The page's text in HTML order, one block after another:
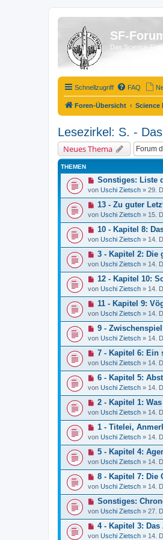
SF-
Das Science-
Schnellzugriff FAQ
Foren-Übersicht Science
Lesezirkel: S. -
Neues Thema
THEMEN
Sonstiges: Liste
von Uschi Zietsch » 29.
13 - Zu guter
von Uschi Zietsch » 15.
10 - Kapitel 8:
von Uschi Zietsch » 14.
3 - Kapitel 2: Die
von Uschi Zietsch » 14.
12 - Kapitel 10:
von Uschi Zietsch » 14.
11 - Kapitel 9:
von Uschi Zietsch » 14.
9 -
von Uschi Zietsch » 14.
7 - Kapitel 6: Ein
von Uschi Zietsch » 14.
6 - Kapitel 5:
von Uschi Zietsch » 14.
2 - Kapitel 1:
von Uschi Zietsch » 14.
1 - Titelei,
von Uschi Zietsch » 14.
5 - Kapitel 4:
von Uschi Zietsch » 14.
8 - Kapitel 7: Die
von Uschi Zietsch » 14.
Sonstiges:
von Uschi Zietsch » 27.
4 - Kapitel 3:
von Uschi Zietsch » 14.